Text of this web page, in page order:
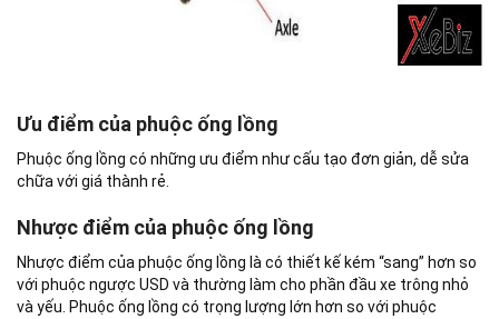
Ưu điểm của phuộc ống lồng
Phuộc ống lồng có những ưu điểm như cấu tạo đơn giản, dễ sửa
chữa với giá thành rẻ.
Nhược điểm của phuộc ống lồng
Nhược điểm của phuộc ống lồng là có thiết kế kém “sang” hơn so
với phuộc ngược USD và thường làm cho phần đầu xe trông nhỏ
và yếu. Phuộc ống lồng có trọng lượng lớn hơn so với phuộc